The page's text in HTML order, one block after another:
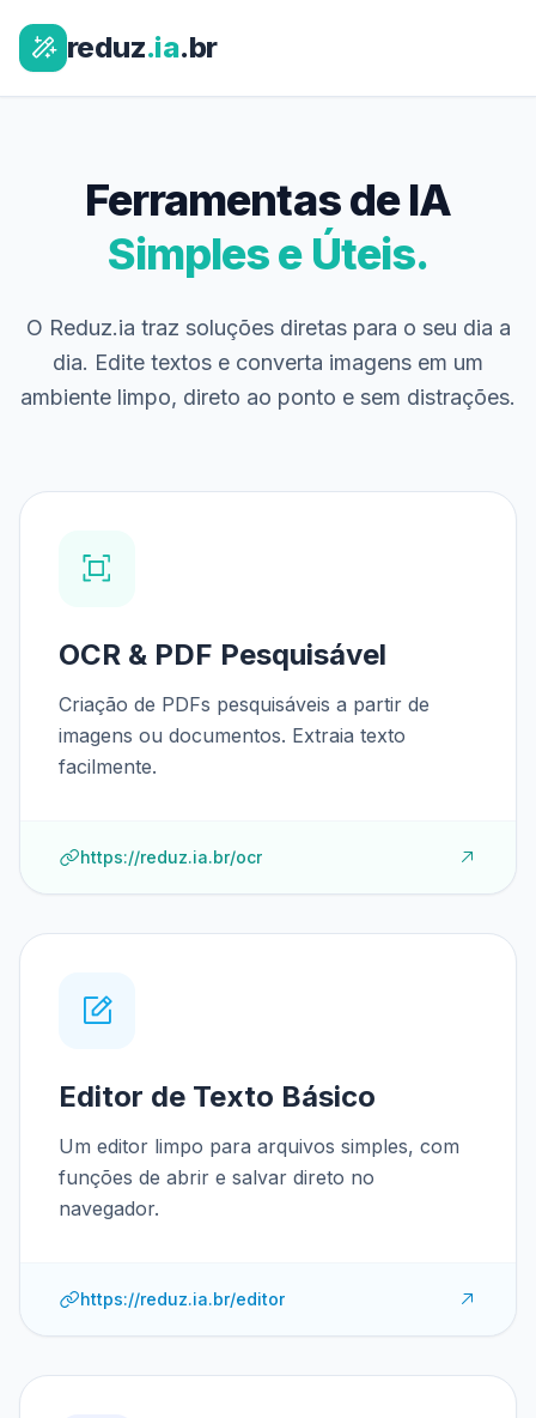
reduz.ia.br
Ferramentas de IA
Simples e Úteis.
O Reduz.ia traz soluções diretas para o seu dia a
dia. Edite textos e converta imagens em um
ambiente limpo, direto ao ponto e sem distrações.
OCR & PDF Pesquisável
Criação de PDFs pesquisáveis a partir de
imagens ou documentos. Extraia texto
facilmente.
https://reduz.ia.br/ocr
Editor de Texto Básico
Um editor limpo para arquivos simples, com
funções de abrir e salvar direto no
navegador.
https://reduz.ia.br/editor